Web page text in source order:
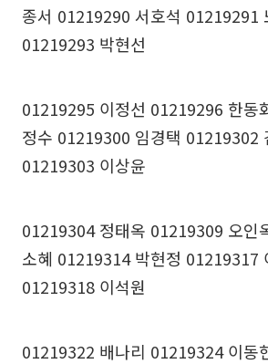
종서 01219290 서호석 01219291
01219293 박현선
01219295 이정선 01219296 한동
정수 01219300 임경택 01219302
01219303 이상윤
01219304 정태옥 01219309 오인
소혜 01219314 박현정 01219317
01219318 이석원
01219322 배나리 01219324 이동